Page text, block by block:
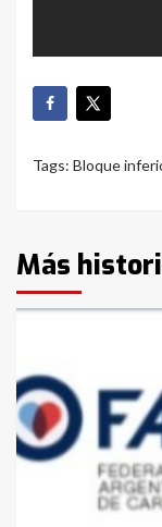
Tags: Bloque
Más